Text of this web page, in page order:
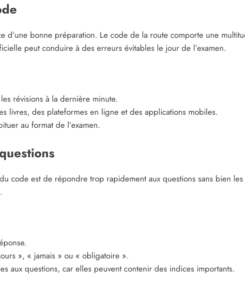
d’une bonne préparation. Le code de la route comporte une
peut conduire à des erreurs évitables le jour de l’examen.
révisions à la dernière minute.
livres, des plateformes en ligne et des applications mobiles.
au format de l’examen.
code est de répondre trop rapidement aux questions sans bien
», « jamais » ou « obligatoire ».
aux questions, car elles peuvent contenir des indices importants.